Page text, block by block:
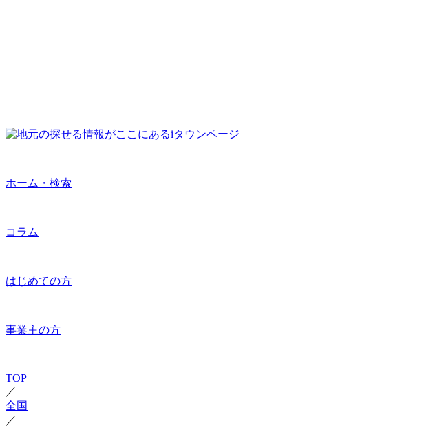
ホーム・検索
コラム
はじめての方
事業主の方
TOP
／
全国
／